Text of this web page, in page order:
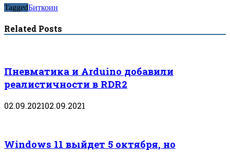
TaggedБиткоин
Related Posts
Пневматика и Arduino добавили
реалистичности в RDR2
02.09.202102.09.2021
Windows 11 выйдет 5 октября, но